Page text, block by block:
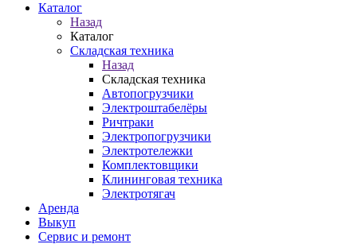
Каталог
Назад
Каталог
Складская техника
Назад
Складская техника
Автопогрузчики
Электроштабелёры
Ричтраки
Электропогрузчики
Электротележки
Комплектовщики
Клининговая техника
Электротягач
Аренда
Выкуп
Сервис и ремонт